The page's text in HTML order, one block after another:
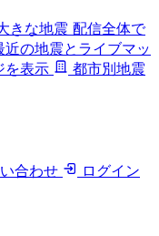
きな地震 配信全体で
近の地震とライブマッ
を表示
都市別地震
合わせ
ログイン